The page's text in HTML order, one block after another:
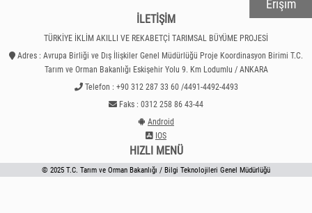
Erişim
İLETİŞİM
TÜRKİYE İKLİM AKILLI VE REKABETÇİ TARIMSAL BÜYÜME PROJESİ
Adres : Avrupa Birliği ve Dış İlişkiler Genel Müdürlüğü Proje Koordinasyon Birimi T.C.
Tarım ve Orman Bakanlığı Eskişehir Yolu 9. Km Lodumlu / ANKARA
Telefon : +90 312 287 33 60 /4491-4492-4493
Faks : 0312 258 86 43-44
Android
IOS
HIZLI MENÜ
© 2025 T.C. Tarım ve Orman Bakanlığı / Bilgi Teknolojileri Genel Müdürlüğü